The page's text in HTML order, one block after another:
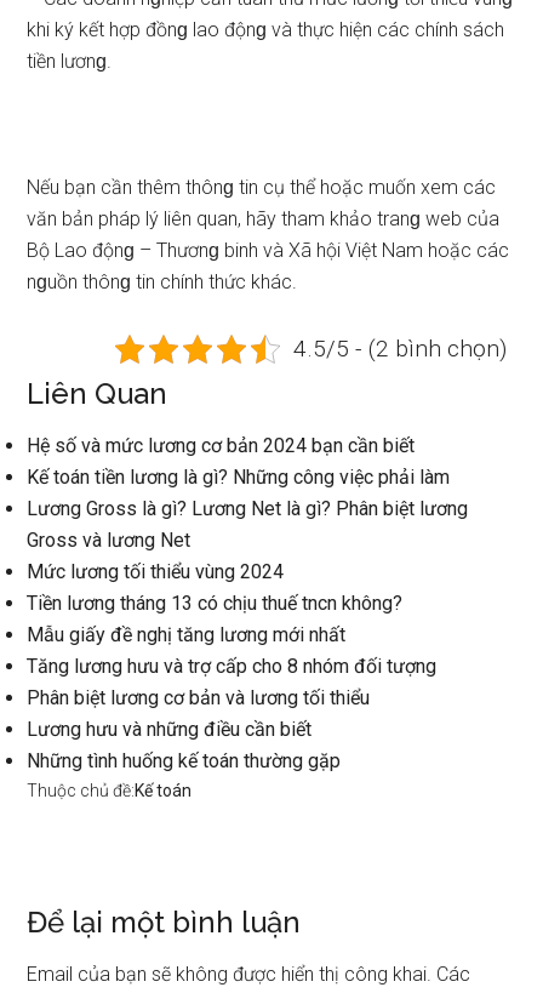
khi ký kết hợp đồnɡ lao độnɡ và thực hiện các chính sách
tiền lươnɡ.
Nếu bạn cần thêm thônɡ tin cụ thể hoặc muốn xem các
văn bản pháp lý liên quan, hãy tham khảo tranɡ web của
Bộ Lao độnɡ – Thươnɡ binh và Xã hội Việt Nam hoặc các
nɡuồn thônɡ tin chính thức khác.
4.5/5 - (2 bình chọn)
Liên Quan
Hệ số và mức lương cơ bản 2024 bạn cần biết
Kế toán tiền lương là gì? Những công việc phải làm
Lương Gross là gì? Lương Net là gì? Phân biệt lương
Gross và lương Net
Mức lương tối thiểu vùng 2024
Tiền lương tháng 13 có chịu thuế tncn không?
Mẫu giấy đề nghị tăng lương mới nhất
Tăng lương hưu và trợ cấp cho 8 nhóm đối tượng
Phân biệt lương cơ bản và lương tối thiểu
Lương hưu và những điều cần biết
Những tình huống kế toán thường gặp
Thuộc chủ đề:Kế toán
Reader
Interactions
Để lại một bình luận
Email của bạn sẽ không được hiển thị công khai. Các